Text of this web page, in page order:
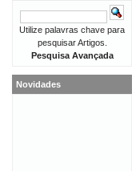
Utilize palavras chave para
pesquisar Artigos.
Pesquisa Avançada
Novidades